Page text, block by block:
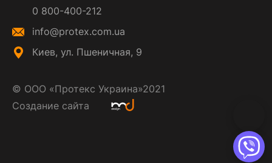
0 800-400-212
info@protex.com.ua
Киев, ул. Пшеничная, 9
© ООО «Протекс Украина»2021
Создание сайта